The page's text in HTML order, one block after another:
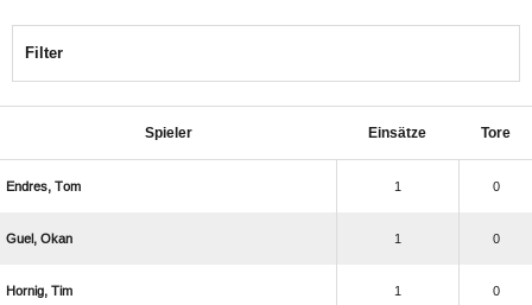
Filter
Spieler Einsätze Tore
  1 0
  1 0
  1 0